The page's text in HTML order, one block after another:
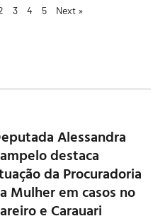
3 4 5 Next »
Alessandra
destaca
da Procuradoria
Mulher em casos no
e Carauari